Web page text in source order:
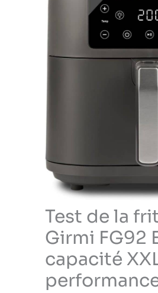
Test de la
Girmi FG92
capacité